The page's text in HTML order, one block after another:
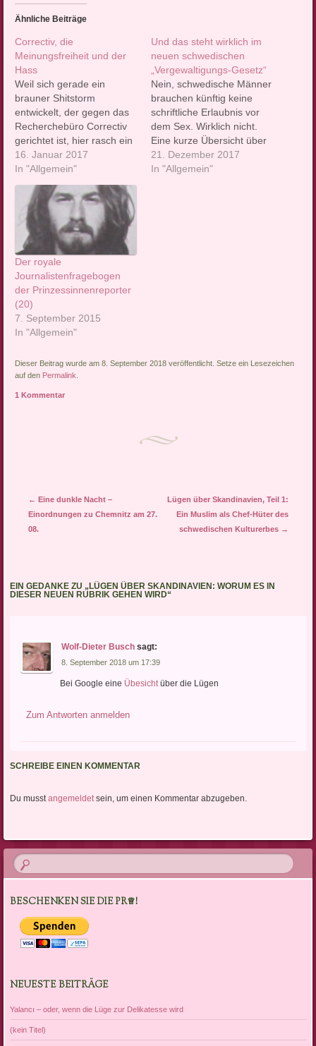
Ähnliche Beiträge
Correctiv, die
Meinungsfreiheit und der
Hass
Weil sich gerade ein
brauner Shitstorm
entwickelt, der gegen das
Recherchebüro Correctiv
gerichtet ist, hier rasch ein
paar Takte zum Thema
Meinungsfreiheit: 1.
Meinungsfreiheit endet da,
wo das Strafgesetzbuch
anfängt. 2. Gesetzlich
verboten ist es
beispielsweise,
volksvehetzende Texte zu
verbreiten, die zum Hass
anstacheln. Oder zum
Beispiel auch Texte, in…
16. Januar 2017
In "Allgemein"
Und das steht wirklich im
neuen schwedischen
„Vergewaltigungs-Gesetz“
Nein, schwedische Männer
brauchen künftig keine
schriftliche Erlaubnis vor
dem Sex. Wirklich nicht.
Eine kurze Übersicht über
die Einzelheitzen des
geplanten neuen
21. Dezember 2017
In "Allgemein"
Der royale
Journalistenfragebogen
der Prinzessinnenreporter
(20)
7. September 2015
In "Allgemein"
Dieser Beitrag wurde am 8. September 2018 veröffentlicht. Setze ein Lesezeichen
auf den Permalink
1 Kommentar
Artikel-Navigation
← Eine dunkle Nacht –
Einordnungen zu Chemnitz am 27.
08.
Lügen über Skandinavien, Teil 1:
Ein Muslim als Chef-Hüter des
schwedischen Kulturerbes →
EIN GEDANKE ZU „ LÜGEN ÜBER SKANDINAVIEN: WORUM ES IN
DIESER NEUEN RUBRIK GEHEN WIRD“
Wolf-Dieter Busch sagt:
8. September 2018 um 17:39
Bei Google eine Übesichtüber die Lügen
Zum Antworten anmelden
SCHREIBE EINEN KOMMENTAR
Du musstangemeldetsein, um einen Kommentar abzugeben.
BESCHENKEN SIE DIE PR♕!
NEUESTE BEITRÄGE
Yalancı – oder, wenn die Lüge zur Delikatesse wird
(kein Titel)